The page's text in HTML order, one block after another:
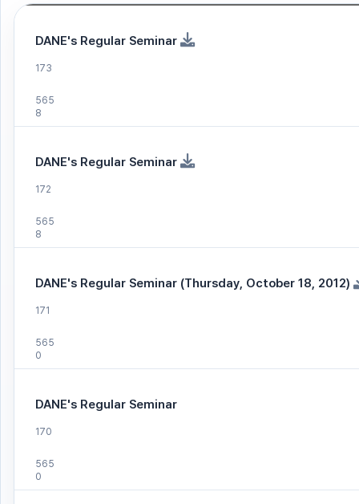
173
DANE's Regular Seminar
565
8
172
DANE's Regular Seminar
565
8
171
DANE's Regular Seminar (Thursday, October 18, 2012)
565
0
170
DANE's Regular Seminar
565
0